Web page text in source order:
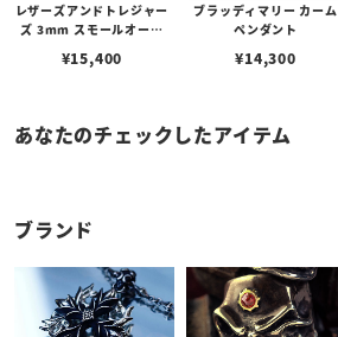
レザーズアンドトレジャー
ズ 3mm スモールオーバ
ブスタークラスプ＆LTロ
¥15,400
ブラッディマリー カーム
ペンダント
¥14,300
あなたのチェックしたアイテム
ブランド